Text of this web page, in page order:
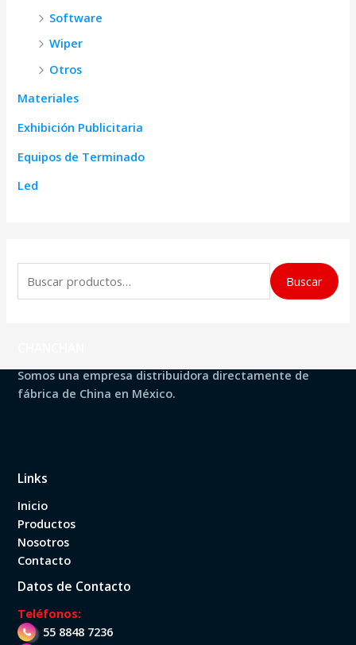
Software
Wiper
Otros
Materiales
Exhibición Publicitaria
Equipos de Terminado
Led
u
r
:
Buscar
Somos una empresa distribuidora directamente de
fábrica de China en México.
Links
Inicio
Productos
Nosotros
Contacto
Datos de Contacto
Teléfonos:
55 8848 7236